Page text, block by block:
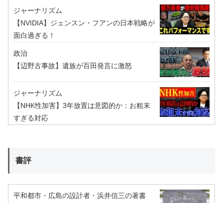
ジャーナリズム
【NVIDIA】ジェンスン・フアンの日本戦略が
面白過ぎる！
政治
【辺野古事故】遺族が百田発言に激怒
ジャーナリズム
【NHK性加害】3年放置は意図的か：お粗末
すぎる対応
書評
平和都市・広島の設計者・浜井信三の著書